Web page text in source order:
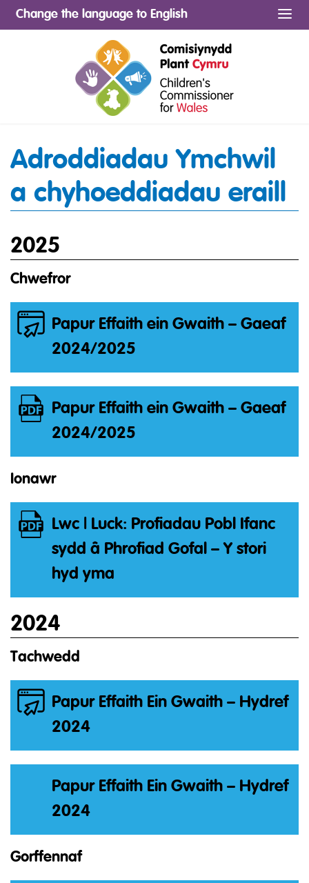
Change the language to English
Adroddiadau Ymchwil
a chyhoeddiadau eraill
2025
Chwefror
Papur Effaith ein Gwaith – Gaeaf
2024/2025
Papur Effaith ein Gwaith – Gaeaf
2024/2025
Ionawr
Lwc | Luck: Profiadau Pobl Ifanc
sydd â Phrofiad Gofal – Y stori
hyd yma
2024
Tachwedd
Papur Effaith Ein Gwaith – Hydref
2024
Papur Effaith Ein Gwaith – Hydref
2024
Gorffennaf